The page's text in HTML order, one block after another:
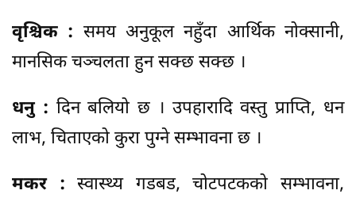
वृश्चिक : समय अनुकूल नहुँदा आर्थिक नोक्सानी,
मानसिक चञ्चलता हुन सक्छ सक्छ ।
धनु : दिन बलियो छ । उपहारादि वस्तु प्राप्ति, धन
लाभ, चिताएको कुरा पुग्ने सम्भावना छ ।
मकर :स्वास्थ्य गडबड, चोटपटकको सम्भावना,